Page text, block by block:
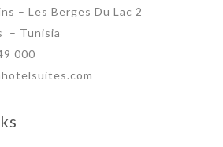
– Les Berges Du Lac 2
– Tunisia
000